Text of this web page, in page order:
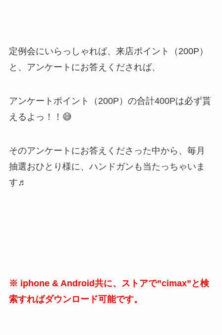
定例会にいらっしゃれば、来店ポイント（200P）
と、アンケートにお答えくだされば、
アンケートポイント（200P）の合計400Pは必ず貰
えるよっ！！😅
そのアンケートにお答えくださった中から、毎月
抽選おひとり様に、ハンドガンも当たっちゃいま
す♬
※ iphone & Android共に、ストアで”cimax”と検
索すればダウンロード可能です。